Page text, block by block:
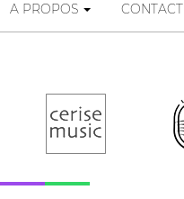
A PROPOS CONTACT